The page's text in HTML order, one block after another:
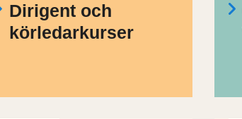
Dirigent och
körledarkurser